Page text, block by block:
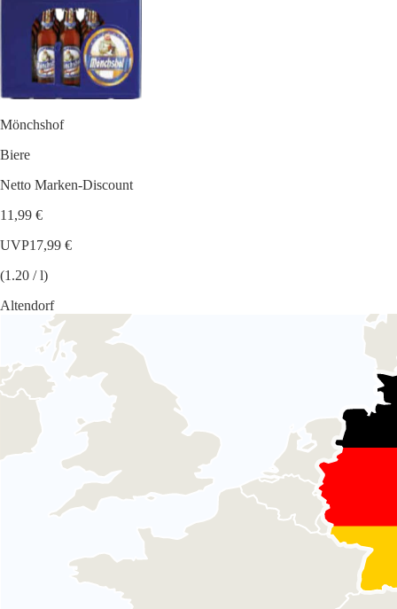
Mönchshof
Biere
Netto Marken-Discount
11,99 €
UVP17,99 €
(1.20 / l)
Altendorf